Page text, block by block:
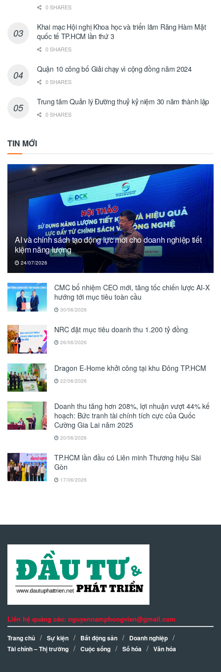
0 SHARES
Khai mạc Hội nghị Khoa học và triển lãm Răng Hàm Mặt
quốc tế TP.HCM lần thứ 3
0 SHARES
Quận 10 công bố Giải chạy vì cộng đồng năm 2024
0 SHARES
Trung tâm Quản lý Đường thuỷ kỷ niệm 30 năm thành lập
0 SHARES
TIN MỚI
AI và chính sách tạo động lực mới cho doanh nghiệp tiết
kiệm năng lượng
24/07/2026
CMC bổ nhiệm CEO mới, tăng tốc chiến lược AI-X
hướng tới mục tiêu toàn cầu
30/06/2026
NRC đặt mục tiêu doanh thu 1.200 tỷ đồng
26/06/2026
Dragon E-Home khởi công tại khu Đông TP.HCM
22/06/2026
Doanh thu tăng hơn 208%, lợi nhuận vượt 44% kế
hoạch: Bức tranh tài chính tích cực của Quốc
Cường Gia Lai năm 2025
20/06/2026
TP.HCM lần đầu có Liên minh Thương hiệu Sài
Gòn
17/06/2026
Liên hệ quảng cáo: nguyennamphongvien@gmail.com
Trang chủ Sự kiện Bất động sản
Doanh nghiệp
Tài chính – Thị trường
Cuộc sống Số hóa Văn hóa